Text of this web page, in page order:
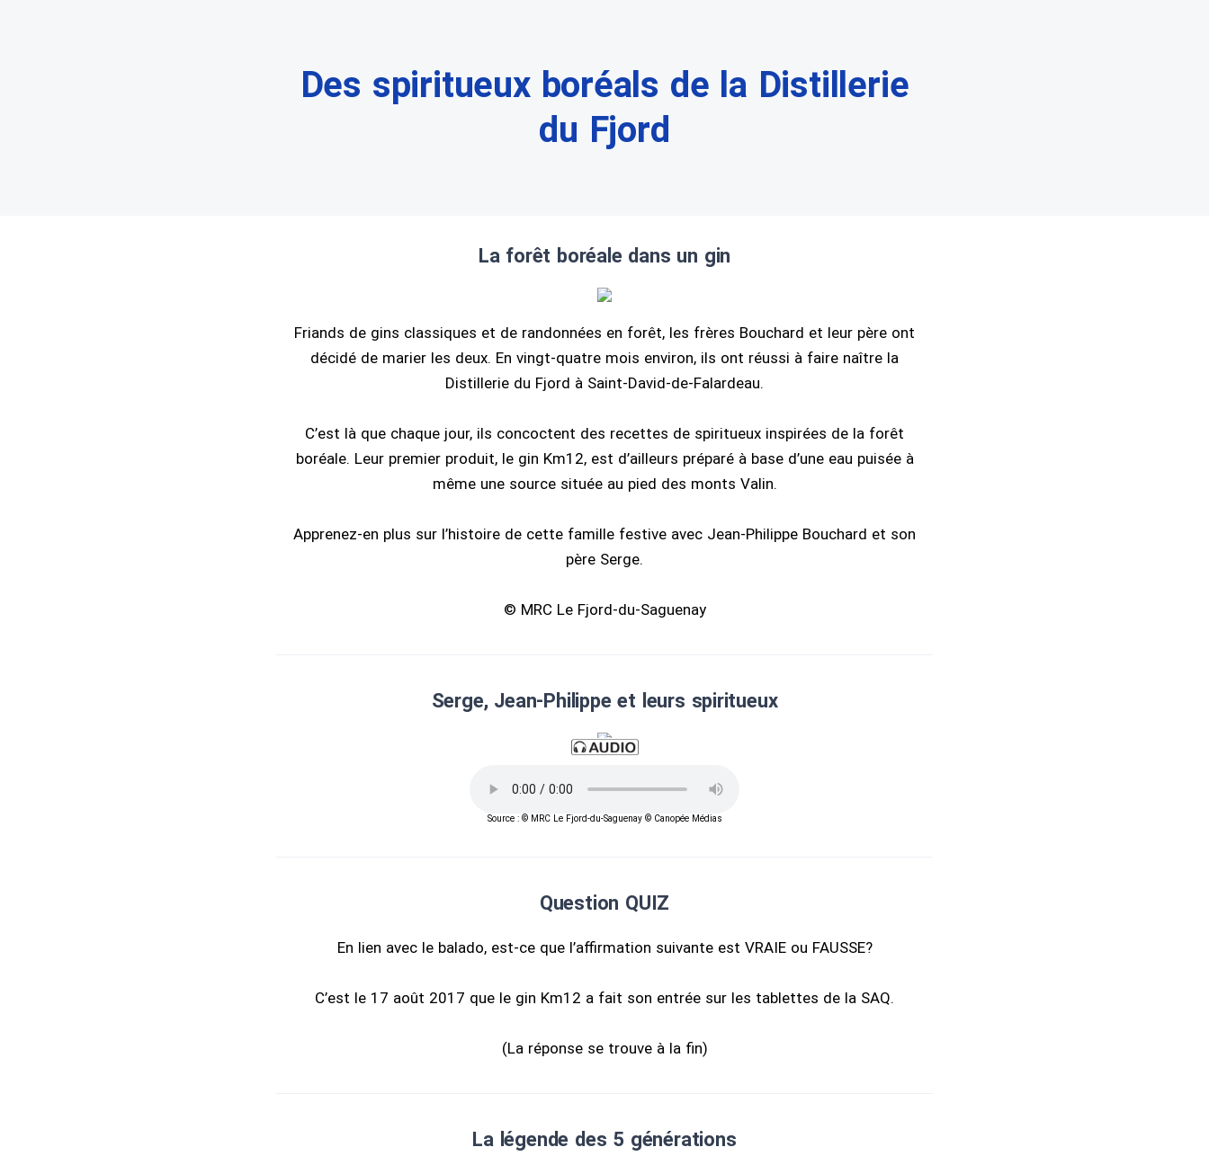
Des spiritueux boréals de la Distillerie
du Fjord
La forêt boréale dans un gin
Friands de gins classiques et de randonnées en forêt, les frères Bouchard et leur père ont
décidé de marier les deux. En vingt-quatre mois environ, ils ont réussi à faire naître la
Distillerie du Fjord à Saint-David-de-Falardeau.
C’est là que chaque jour, ils concoctent des recettes de spiritueux inspirées de la forêt
boréale. Leur premier produit, le gin Km12, est d’ailleurs préparé à base d’une eau puisée à
même une source située au pied des monts Valin.
Apprenez-en plus sur l’histoire de cette famille festive avec Jean-Philippe Bouchard et son
père Serge.
© MRC Le Fjord-du-Saguenay
Serge, Jean-Philippe et leurs spiritueux
Source : © MRC Le Fjord-du-Saguenay © Canopée Médias
Question QUIZ
En lien avec le balado, est-ce que l’affirmation suivante est VRAIE ou FAUSSE?
C’est le 17 août 2017 que le gin Km12 a fait son entrée sur les tablettes de la SAQ.
(La réponse se trouve à la fin)
La légende des 5 générations